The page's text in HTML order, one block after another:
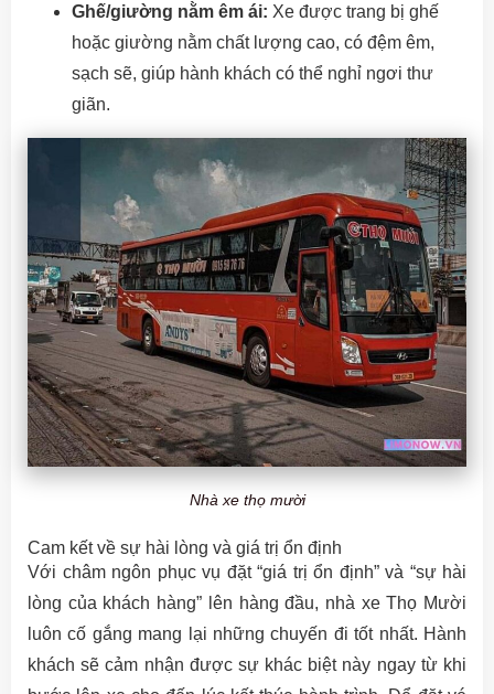
Ghế/giường nằm êm ái: Xe được trang bị ghế
hoặc giường nằm chất lượng cao, có đệm êm,
sạch sẽ, giúp hành khách có thể nghỉ ngơi thư
giãn.
Nhà xe thọ mười
Cam kết về sự hài lòng và giá trị ổn định
Với châm ngôn phục vụ đặt “giá trị ổn định” và “sự hài
lòng của khách hàng” lên hàng đầu, nhà xe Thọ Mười
luôn cố gắng mang lại những chuyến đi tốt nhất. Hành
khách sẽ cảm nhận được sự khác biệt này ngay từ khi